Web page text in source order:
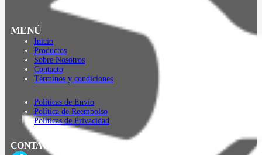
MENÚ
Inicio
Productos
Sobre Nosotros
Contacto
Términos y condiciones
Políticas de Envío
Política de Reembolso
Políticas de Privacidad
CONTACTO